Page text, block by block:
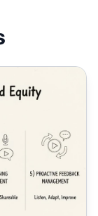
de la marque